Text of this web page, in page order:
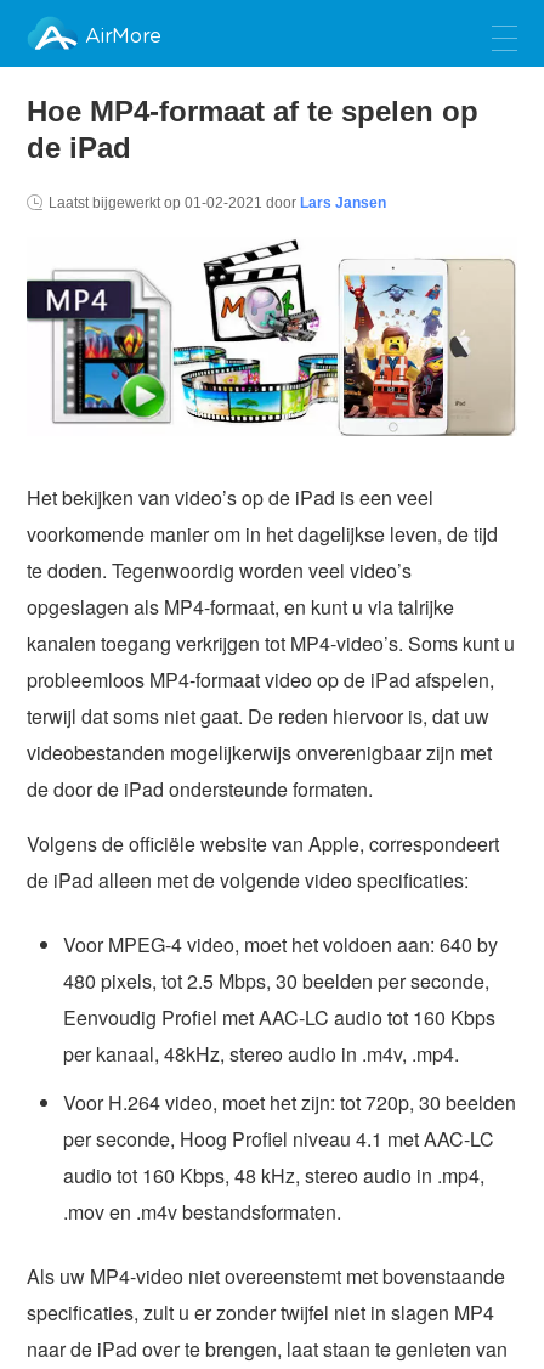
AirMore
Hoe MP4-formaat af te spelen op
de iPad
Laatst bijgewerkt op01-02-2021 door Lars Jansen
Het bekijken van video’s op de iPad is een veel
voorkomende manier om in het dagelijkse leven, de tijd
te doden. Tegenwoordig worden veel video’s
opgeslagen als MP4-formaat, en kunt u via talrijke
kanalen toegang verkrijgen tot MP4-video’s. Soms kunt u
probleemloos MP4-formaat video op de iPad afspelen,
terwijl dat soms niet gaat. De reden hiervoor is, dat uw
videobestanden mogelijkerwijs onverenigbaar zijn met
de door de iPad ondersteunde formaten.
Volgens de officiële website van Apple, correspondeert
de iPad alleen met de volgende video specificaties:
Voor MPEG-4 video, moet het voldoen aan: 640 by
480 pixels, tot 2.5 Mbps, 30 beelden per seconde,
Eenvoudig Profiel met AAC-LC audio tot 160 Kbps
per kanaal, 48kHz, stereo audio in .m4v, .mp4.
Voor H.264 video, moet het zijn: tot 720p, 30 beelden
per seconde, Hoog Profiel niveau 4.1 met AAC-LC
audio tot 160 Kbps, 48 kHz, stereo audio in .mp4,
.mov en .m4v bestandsformaten.
Als uw MP4-video niet overeenstemt met bovenstaande
specificaties, zult u er zonder twijfel niet in slagen MP4
naar de iPad over te brengen, laat staan te genieten van